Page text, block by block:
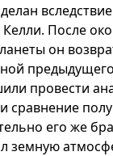
После
он
провести
сравнение
его же
земную